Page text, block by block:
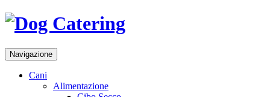
Navigazione
Cani
Alimentazione